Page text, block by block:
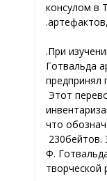
консулом в
При
Готвальда
предпринял
Этот
что
230бейтов.
Ф.
творческой